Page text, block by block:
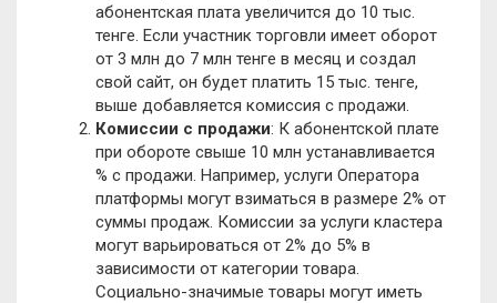
абонентская плата увеличится до 10 тыс.
тенге. Если участник торговли имеет оборот
от 3 млн до 7 млн тенге в месяц и создал
свой сайт, он будет платить 15 тыс. тенге,
выше добавляется комиссия с продажи.
Комиссии с продажи: К абонентской плате
при обороте свыше 10 млн устанавливается
% с продажи. Например, услуги Оператора
платформы могут взиматься в размере 2% от
суммы продаж. Комиссии за услуги кластера
могут варьироваться от 2% до 5% в
зависимости от категории товара.
Социально-значимые товары могут иметь